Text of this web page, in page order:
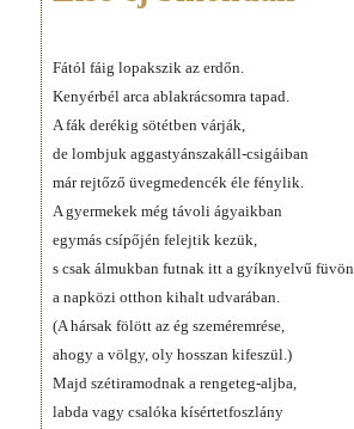
Fától fáig lopakszik az erdőn.
Kenyérbél arca ablakrácsomra tapad.
A fák derékig sötétben várják,
de lombjuk aggastyánszakáll-csigáiban
már rejtőző üvegmedencék éle fénylik.
A gyermekek még távoli ágyaikban
egymás csípőjén felejtik kezük,
s csak álmukban futnak itt a gyíknyelvű füvön,
a napközi otthon kihalt udvarában.
(A hársak fölött az ég szeméremrése,
ahogy a völgy, oly hosszan kifeszül.)
Majd szétiramodnak a rengeteg-aljba,
labda vagy csalóka kísértetfoszlány